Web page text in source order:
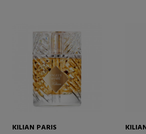
KILIAN PARIS